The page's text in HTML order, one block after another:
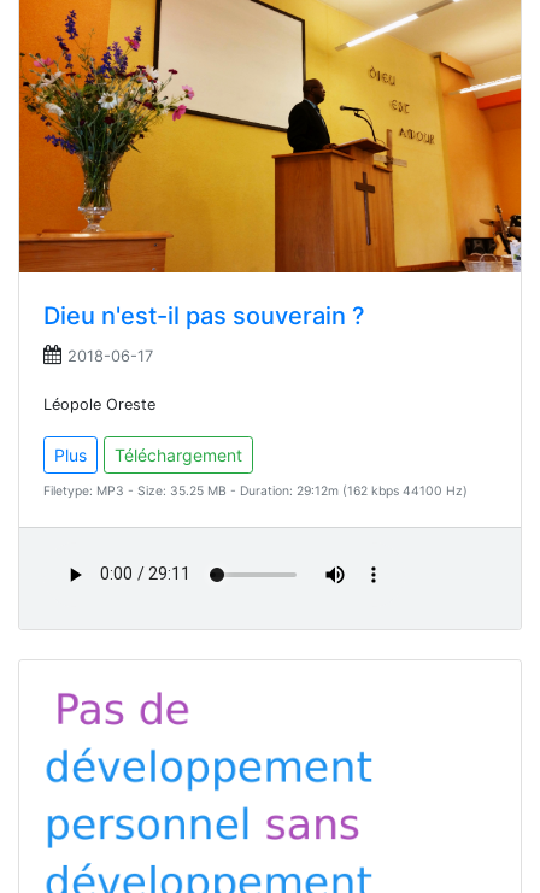
Dieu n'est-il pas souverain ?
2018-06-17
Léopole Oreste
Plus Téléchargement
Filetype: MP3 - Size: 35.25 MB - Duration: 29:12m (162 kbps 44100 Hz)